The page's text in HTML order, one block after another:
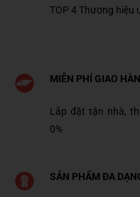
TOP 4 Thương hiệu
MIỄN PHÍ GIAO
Lắp đặt tận nhà,
0%
SẢN PHẨM ĐA